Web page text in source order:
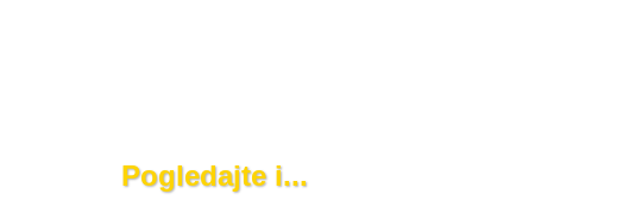
Pogledajte i...